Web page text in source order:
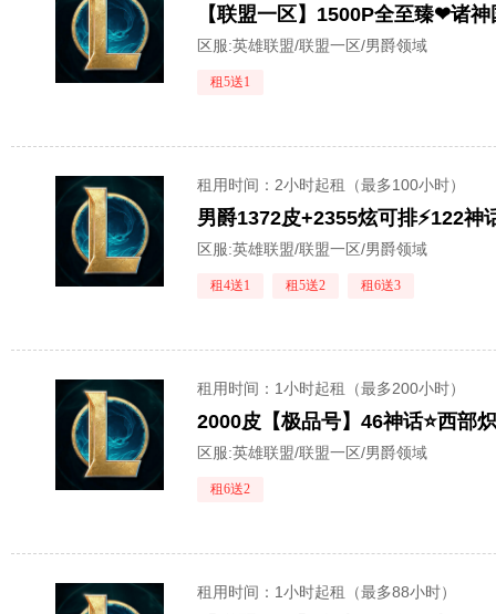
【联盟一区】1500P全至臻❤诸
区服:英雄联盟/联盟一区/男爵领域
租5送1
租用时间 ：2小时起租（最多100小时）
男爵1372皮+2355炫可排⚡122
区服:英雄联盟/联盟一区/男爵领域
租4送1 租5送2 租6送3
租用时间 ：1小时起租（最多200小时）
区服:英雄联盟/联盟一区/男爵领域
租6送2
租用时间 ：1小时起租（最多88小时）